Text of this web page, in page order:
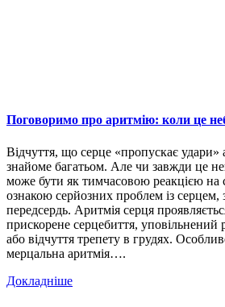
Поговоримо про аритмію: коли це
Відчуття, що серце «пропускає удари»
знайоме багатьом. Але чи завжди це
може бути як тимчасовою реакцією на
ознакою серйозних проблем із серцем,
передсердь. Аритмія серця
прискорене серцебиття, уповільнений
або відчуття трепету в грудях.
мерцальна аритмія….
Докладніше